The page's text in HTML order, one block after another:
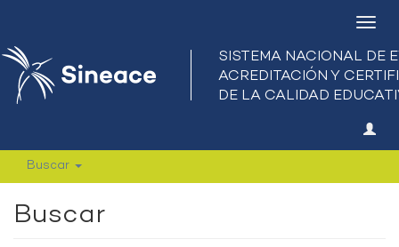
Buscar
Buscar